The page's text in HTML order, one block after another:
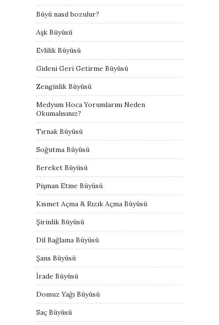
Büyü nasıl bozulur?
Aşk Büyüsü
Evlilik Büyüsü
Gideni Geri Getirme Büyüsü
Zenginlik Büyüsü
Medyum Hoca Yorumlarını Neden
Okumalısınız?
Tırnak Büyüsü
Soğutma Büyüsü
Bereket Büyüsü
Pişman Etme Büyüsü
Kısmet Açma & Rızık Açma Büyüsü
Şirinlik Büyüsü
Dil Bağlama Büyüsü
Şans Büyüsü
İrade Büyüsü
Domuz Yağı Büyüsü
Saç Büyüsü